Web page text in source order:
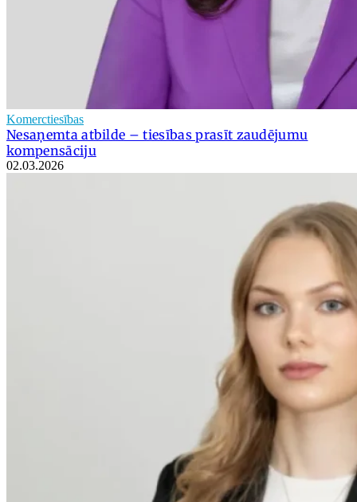
Komerctiesības
Nesaņemta atbilde – tiesības prasīt zaudējumu
kompensāciju
02.03.2026